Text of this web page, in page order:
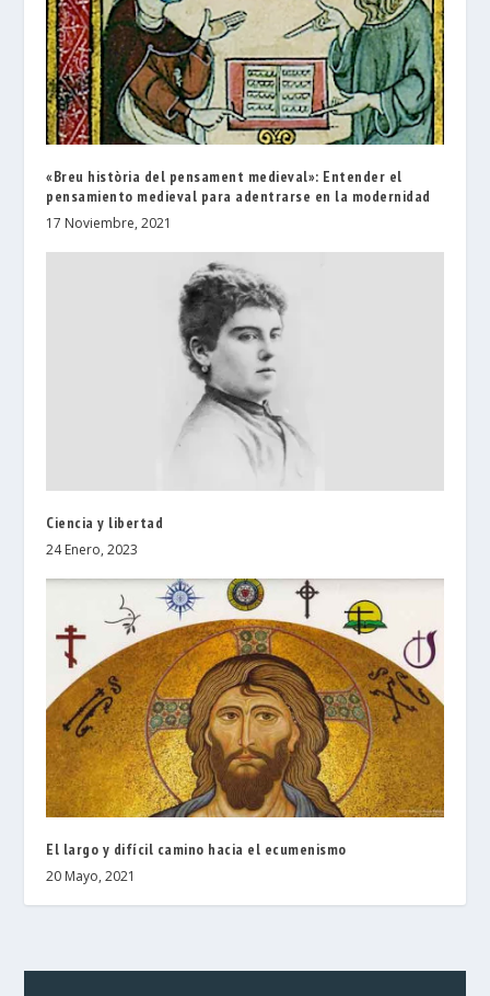
«Breu història del pensament medieval»: Entender el
pensamiento medieval para adentrarse en la modernidad
17 Noviembre, 2021
Ciencia y libertad
24 Enero, 2023
El largo y difícil camino hacia el ecumenismo
20 Mayo, 2021